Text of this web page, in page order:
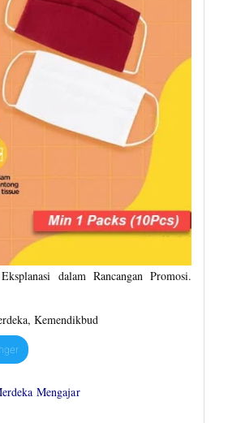
dalam Rancangan Promosi.
Kemendikbud
Mengajar